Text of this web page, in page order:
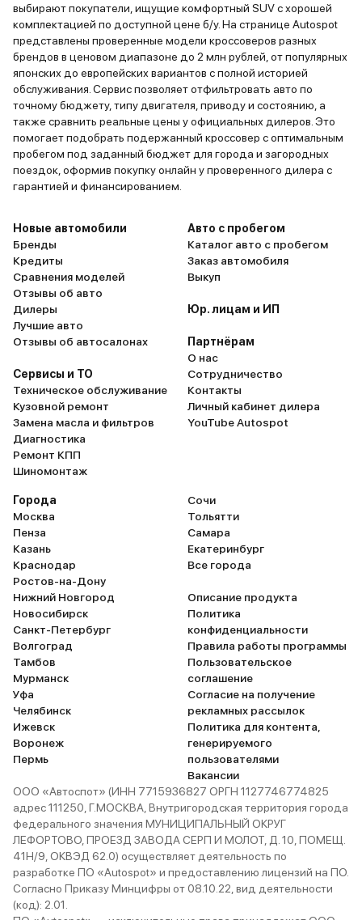
выбирают покупатели, ищущие комфортный SUV с хорошей
комплектацией по доступной цене б/у. На странице Autospot
представлены проверенные модели кроссоверов разных
брендов в ценовом диапазоне до 2 млн рублей, от популярных
японских до европейских вариантов с полной историей
обслуживания. Сервис позволяет отфильтровать авто по
точному бюджету, типу двигателя, приводу и состоянию, а
также сравнить реальные цены у официальных дилеров. Это
помогает подобрать подержанный кроссовер с оптимальным
пробегом под заданный бюджет для города и загородных
поездок, оформив покупку онлайн у проверенного дилера с
гарантией и финансированием.
Новые автомобили
Бренды
Кредиты
Сравнения моделей
Отзывы об авто
Дилеры
Лучшие авто
Отзывы об автосалонах
Сервисы и ТО
Техническое обслуживание
Кузовной ремонт
Замена масла и фильтров
Диагностика
Ремонт КПП
Шиномонтаж
Авто с пробегом
Каталог авто с пробегом
Заказ автомобиля
Выкуп
Юр. лицам и ИП
Партнёрам
О нас
Сотрудничество
Контакты
Личный кабинет дилера
YouTube Autospot
Города
Москва
Пенза
Казань
Краснодар
Ростов-на-Дону
Нижний Новгород
Новосибирск
Санкт-Петербург
Волгоград
Тамбов
Мурманск
Уфа
Челябинск
Ижевск
Воронеж
Пермь
Сочи
Тольятти
Самара
Екатеринбург
Все города
Описание продукта
Политика
конфиденциальности
Правила работы программы
Пользовательское
соглашение
Согласие на получение
рекламных рассылок
Политика для контента,
генерируемого
пользователями
Вакансии
ООО «Автоспот» (ИНН 7715936827 ОРГН 1127746774825
адрес 111250, Г.МОСКВА, Внутригородская территория города
федерального значения МУНИЦИПАЛЬНЫЙ ОКРУГ
ЛЕФОРТОВО, ПРОЕЗД ЗАВОДА СЕРП И МОЛОТ, Д. 10, ПОМЕЩ.
41Н/9, ОКВЭД 62.0) осуществляет деятельность по
разработке ПО «Autospot» и предоставлению лицензий на ПО.
Согласно Приказу Минцифры от 08.10.22, вид деятельности
(код): 2.01.